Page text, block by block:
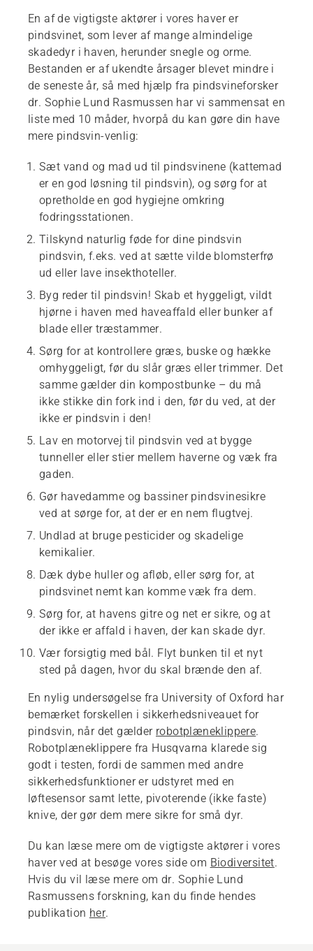
En af de vigtigste aktører i vores haver er
pindsvinet, som lever af mange almindelige
skadedyr i haven, herunder snegle og orme.
Bestanden er af ukendte årsager blevet mindre i
de seneste år, så med hjælp fra pindsvineforsker
dr. Sophie Lund Rasmussen har vi sammensat en
liste med 10 måder, hvorpå du kan gøre din have
mere pindsvin-venlig:
Sæt vand og mad ud til pindsvinene (kattemad
er en god løsning til pindsvin), og sørg for at
opretholde en god hygiejne omkring
fodringsstationen.
Tilskynd naturlig føde for dine pindsvin
pindsvin, f.eks. ved at sætte vilde blomsterfrø
ud eller lave insekthoteller.
Byg reder til pindsvin! Skab et hyggeligt, vildt
hjørne i haven med haveaffald eller bunker af
blade eller træstammer.
Sørg for at kontrollere græs, buske og hække
omhyggeligt, før du slår græs eller trimmer. Det
samme gælder din kompostbunke – du må
ikke stikke din fork ind i den, før du ved, at der
ikke er pindsvin i den!
Lav en motorvej til pindsvin ved at bygge
tunneller eller stier mellem haverne og væk fra
gaden.
Gør havedamme og bassiner pindsvinesikre
ved at sørge for, at der er en nem flugtvej.
Undlad at bruge pesticider og skadelige
kemikalier.
Dæk dybe huller og afløb, eller sørg for, at
pindsvinet nemt kan komme væk fra dem.
Sørg for, at havens gitre og net er sikre, og at
der ikke er affald i haven, der kan skade dyr.
Vær forsigtig med bål. Flyt bunken til et nyt
sted på dagen, hvor du skal brænde den af.
En nylig undersøgelse fra University of Oxford har
bemærket forskellen i sikkerhedsniveauet for
pindsvin, når det gælder robotplæneklippere.
Robotplæneklippere fra Husqvarna klarede sig
godt i testen, fordi de sammen med andre
sikkerhedsfunktioner er udstyret med en
løftesensor samt lette, pivoterende (ikke faste)
knive, der gør dem mere sikre for små dyr.
Du kan læse mere om de vigtigste aktører i vores
haver ved at besøge vores side om Biodiversitet.
Hvis du vil læse mere om dr. Sophie Lund
Rasmussens forskning, kan du finde hendes
publikation her.